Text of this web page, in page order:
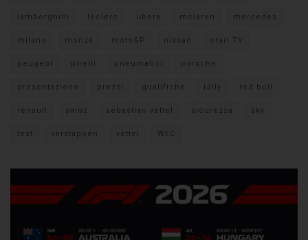
lamborghini leclerc libere mclaren mercedes
milano monza motoGP nissan orari TV
peugeot pirelli pneumatici porsche
presentazione prezzi qualifiche rally red bull
renault sainz sebastian vettel sicurezza sky
test verstappen vettel WEC